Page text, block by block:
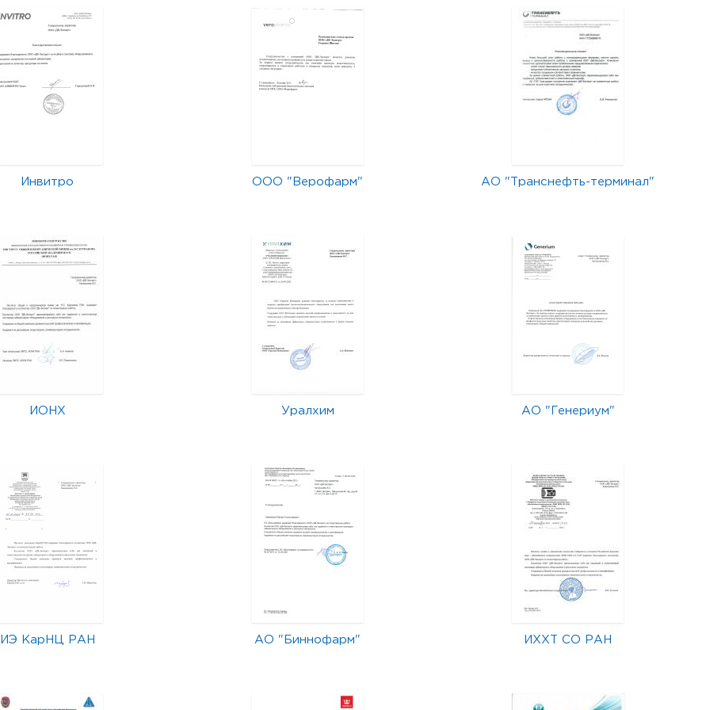
Инвитро ООО "Верофарм" АО "Транснефть-терминал"
ИОНХ Уралхим АО "Генериум"
ИЭ КарНЦ РАН АО "Биннофарм" ИХХТ СО РАН